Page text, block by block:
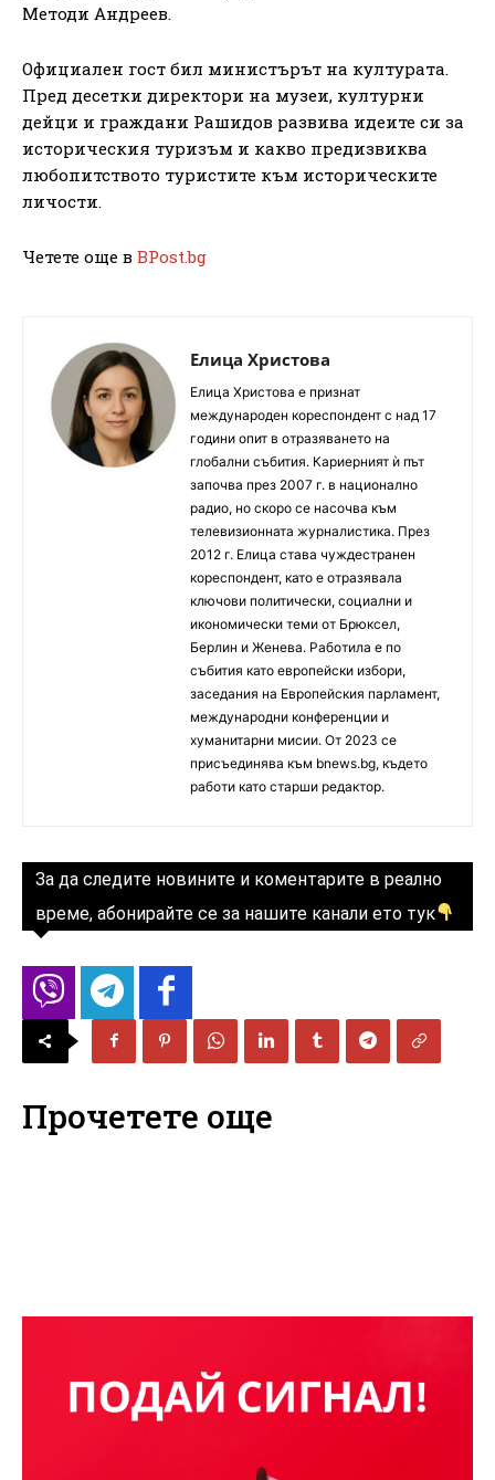
Методи Андреев.
Официален гост бил министърът на културата.
Пред десетки директори на музеи, културни
дейци и граждани Рашидов развива идеите си за
историческия туризъм и какво предизвиква
любопитството туристите към историческите
личости.
Четете още в BPost.bg
Елица Христова
Елица Христова е признат
международен кореспондент с над 17
години опит в отразяването на
глобални събития. Кариерният ѝ път
започва през 2007 г. в национално
радио, но скоро се насочва към
телевизионната журналистика. През
2012 г. Елица става чуждестранен
кореспондент, като е отразявала
ключови политически, социални и
икономически теми от Брюксел,
Берлин и Женева. Работила е по
събития като европейски избори,
заседания на Европейския парламент,
международни конференции и
хуманитарни мисии. От 2023 се
присъединява към bnews.bg, където
работи като старши редактор.
За да следите новините и коментарите в реално
време, абонирайте се за нашите канали ето тук
Прочетете още